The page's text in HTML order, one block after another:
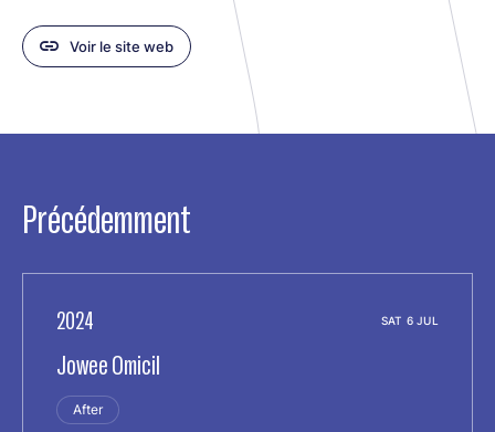
Voir le site web
Précédemment
2024 SAT 6 JUL
Jowee Omicil
After